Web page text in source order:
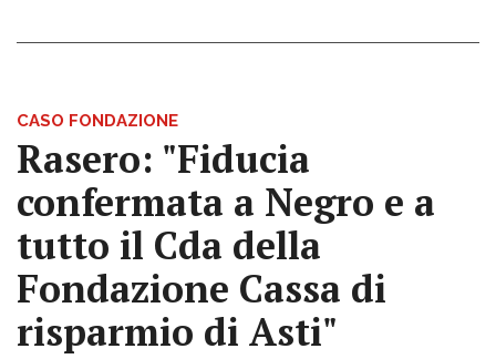
CASO FONDAZIONE
Rasero: "Fiducia
confermata a Negro e a
tutto il Cda della
Fondazione Cassa di
risparmio di Asti"